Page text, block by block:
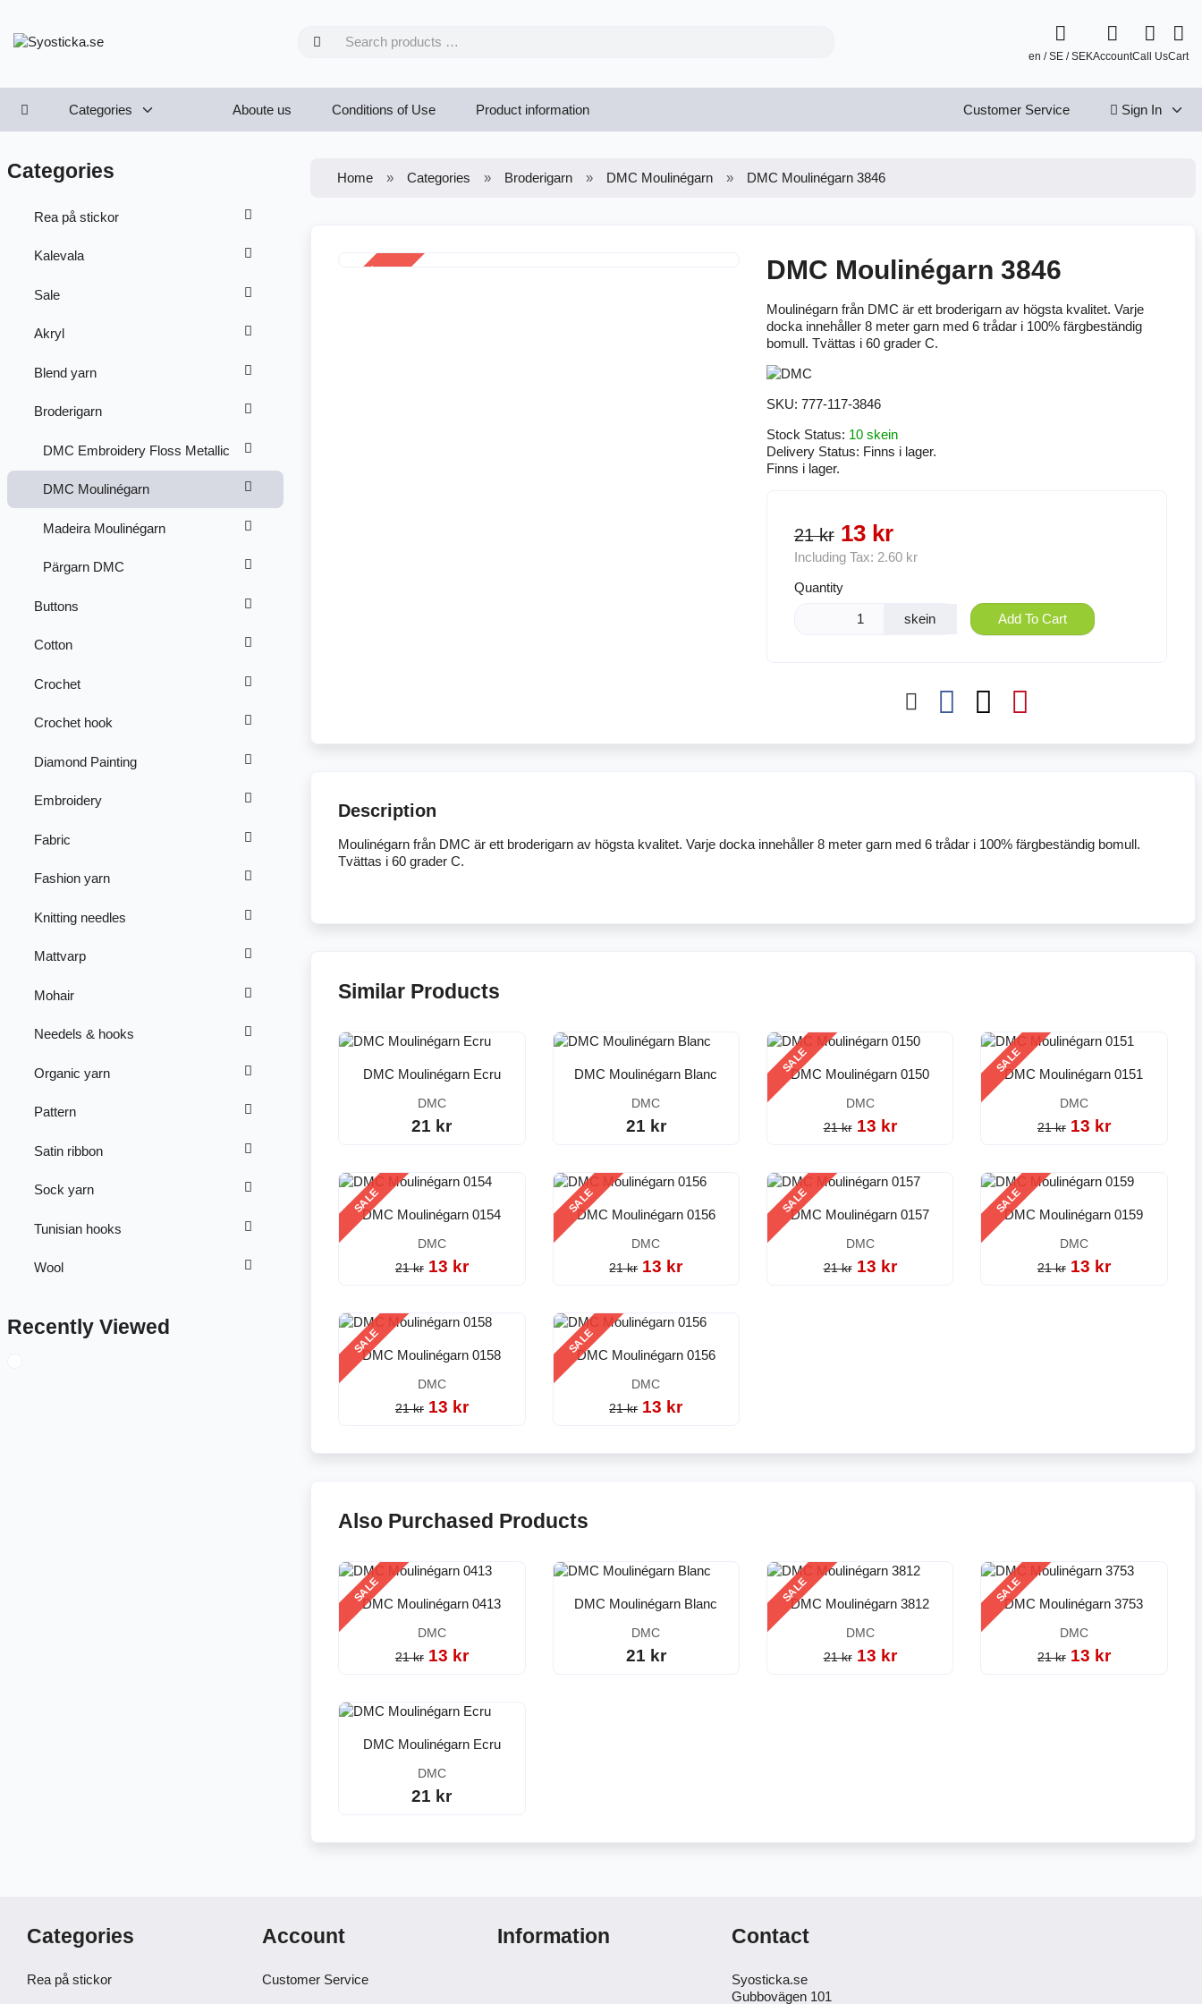
en / SE / SEKAccountCall UsCart
Categories Aboute us Conditions of Use Product information Customer Service Sign In
Categories
Rea på stickor
Kalevala
Sale
Akryl
Blend yarn
Broderigarn
DMC Embroidery Floss Metallic
DMC Moulinégarn
Madeira Moulinégarn
Pärgarn DMC
Buttons
Cotton
Crochet
Crochet hook
Diamond Painting
Embroidery
Fabric
Fashion yarn
Knitting needles
Mattvarp
Mohair
Needels & hooks
Organic yarn
Pattern
Satin ribbon
Sock yarn
Tunisian hooks
Wool
Recently Viewed
Home Categories Broderigarn DMC Moulinégarn DMC Moulinégarn 3846
DMC Moulinégarn 3846
Moulinégarn från DMC är ett broderigarn av högsta kvalitet. Varje
docka innehåller 8 meter garn med 6 trådar i 100% färgbeständig
bomull. Tvättas i 60 grader C.
SKU: 777-117-3846
Stock Status: 10 skein
Delivery Status: Finns i lager.
Finns i lager.
21 kr 13 kr
Including Tax: 2.60 kr
Quantity
skein Add To Cart
Description
Moulinégarn från DMC är ett broderigarn av högsta kvalitet. Varje docka innehåller 8 meter garn med 6 trådar i 100% färgbeständig bomull.
Tvättas i 60 grader C.
Similar Products
DMC Moulinégarn Ecru
DMC
21 kr
DMC Moulinégarn Blanc
DMC
21 kr
SALE
DMC Moulinégarn 0150
DMC
21 kr 13 kr
SALE
DMC Moulinégarn 0151
DMC
21 kr 13 kr
SALE
DMC Moulinégarn 0154
DMC
21 kr 13 kr
SALE
DMC Moulinégarn 0156
DMC
21 kr 13 kr
SALE
DMC Moulinégarn 0157
DMC
21 kr 13 kr
SALE
DMC Moulinégarn 0159
DMC
21 kr 13 kr
SALE
DMC Moulinégarn 0158
DMC
21 kr 13 kr
SALE
DMC Moulinégarn 0156
DMC
21 kr 13 kr
Also Purchased Products
SALE
DMC Moulinégarn 0413
DMC
21 kr 13 kr
DMC Moulinégarn Blanc
DMC
21 kr
SALE
DMC Moulinégarn 3812
DMC
21 kr 13 kr
SALE
DMC Moulinégarn 3753
DMC
21 kr 13 kr
DMC Moulinégarn Ecru
DMC
21 kr
Categories
Rea på stickor
Account
Customer Service
Information Contact
Syosticka.se
Gubbovägen 101